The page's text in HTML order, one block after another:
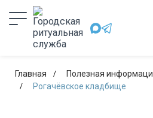
Главная Полезная
Рогачёвское кладбище